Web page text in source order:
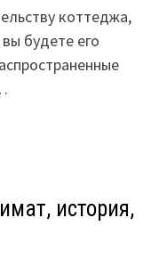
коттеджа,
будете его
история,